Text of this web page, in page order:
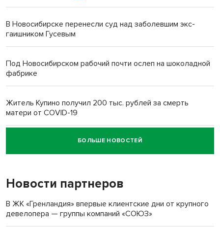
В Новосибирске перенесли суд над заболевшим экс-
гаишником Гусевым
Под Новосибирском рабочий почти ослеп на шоколадной
фабрике
Житель Купино получил 200 тыс. рублей за смерть
матери от COVID-19
Новосибирский суд наказал водителя за смерть
пенсионерки на вокзале
«Мы живём на пастбище!»: в новосибирском селе лошади
терроризируют жителей
Инвалид получил условный срок за избиение врачей
БОЛЬШЕ НОВОСТЕЙ
Новости партнеров
В ЖК «Гренландия» впервые клиентские дни от крупного
девелопера — группы компаний «СОЮЗ»